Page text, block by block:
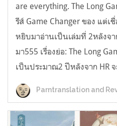
are everything. The Long
รีส์ Game Changer ของ แต่เ
หยิบมาอ่านเป็นเล่มที่ 2หลังจ
มา555 เรื่องย่อ: The Long
เป็นประมาณ2 ปีหลังจาก HR จ
Parntranslation and